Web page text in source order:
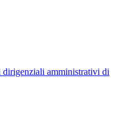
amministrativi di